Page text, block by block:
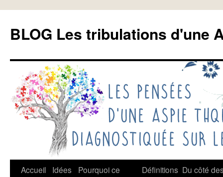
contenu
BLOG Les tribulations d'une
Accueil Idées
Pourquoi ce
Définitions Du côté